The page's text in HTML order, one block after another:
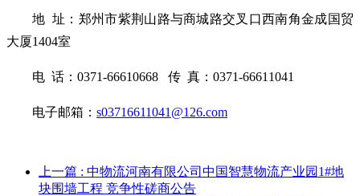
地 址：郑州市紫荆山路与商城路交叉口西南角金成国贸
大厦1404室
电 话：0371-66610668 传 真：0371-66611041
电子邮箱： s03716611041@126.com
上一篇 : 中物流河南有限公司中国智慧物流产业园1#地
块围墙工程 竞争性磋商公告